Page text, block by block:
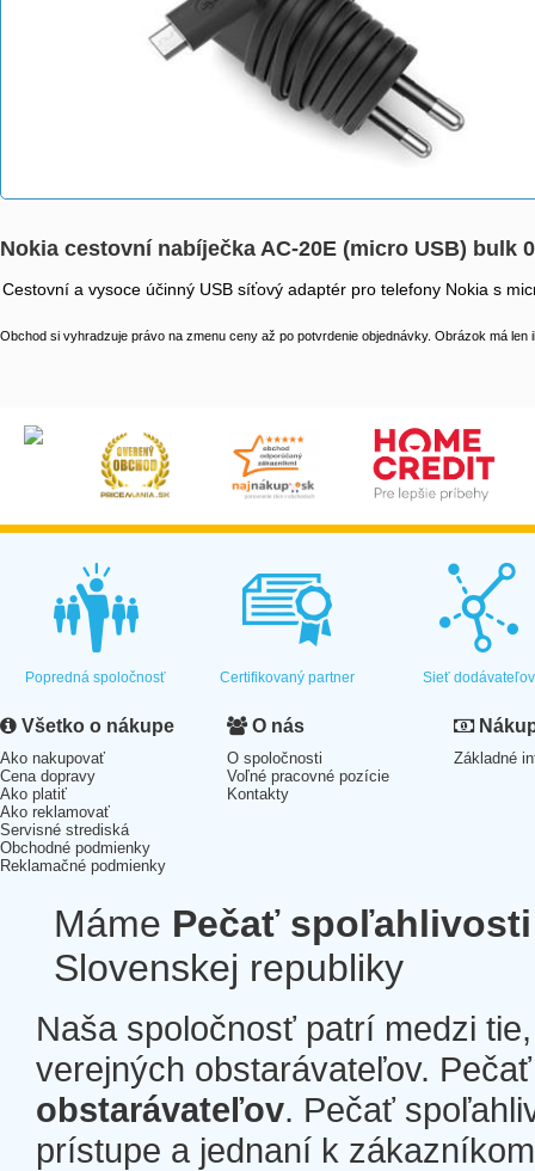
Nokia cestovní nabíječka AC-20E (micro USB) bulk
Cestovní a vysoce účinný USB síťový adaptér pro telefony Nokia s
Obchod si vyhradzuje právo na zmenu ceny až po potvrdenie objednávky. Obrázok má len
Popredná spoločnosť Certifikovaný partner Sieť dodávateľov
Všetko o nákupe
Ako nakupovať
Cena dopravy
Ako platiť
Ako reklamovať
Servisné strediská
Obchodné podmienky
Reklamačné podmienky
O nás
O spoločnosti
Voľné pracovné pozície
Kontakty
Základné
Máme Pečať spoľahlivosti
Slovenskej republiky
Naša spoločnosť patrí medzi
verejných obstarávateľov.
obstarávateľov. Pečať
prístupe a jednaní k